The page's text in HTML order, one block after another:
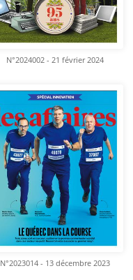
N°2024002 - 21 février 2024
N°2023014 - 13 décembre 2023